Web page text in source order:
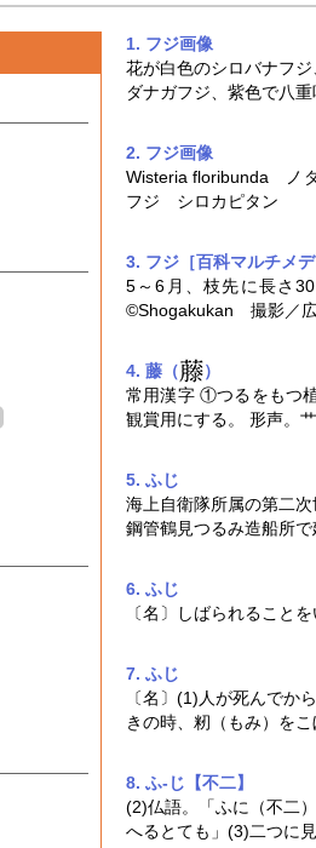
1. フジ画像
花が白色のシロバナフジ
ダナガフジ、紫色で八
2. フジ画像
Wisteria floribunda ノ
フジ シロカピタン
3. フジ［百科マルチメデ
5～6月、枝先に長さ
©Shogakukan 撮影／
4. 藤（ ）
常用漢字 ①つるをもつ
観賞用にする。 形声。
5. ふじ
海上自衛隊所属の第二
鋼管鶴見つるみ造船所
6. ふじ
〔名〕しばられること
7. ふじ
〔名〕(1)人が死んでか
きの時、籾（もみ）を
8. ふ‐じ【不二】
(2)仏語。「ふに（不二
へるとても」(3)二つに